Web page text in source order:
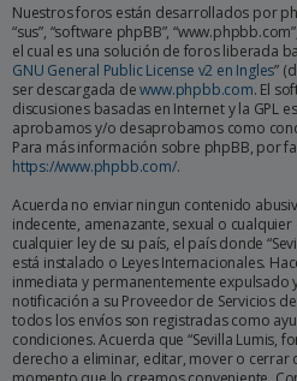
Nuestros foros están desarrollados por
“sus”, “software phpBB”,
el cual es una solución de foros liberada
GNU General Public License v2 en Ingles”
ser descargada dewww.phpbb.com. El
discusiones basadas en Internet y la GPL
aprobamos y/o desaprobamos como
Para más información sobre phpBB, por
https://www.phpbb.com/.
Acuerda no enviar ningun contenido
indecente, amenazante, sexual o
cualquier ley de su país, el país donde
está instalado o Leyes Internacionales.
inmediata y permanentemente expulsado
notificación a su Proveedor de Servicios
todos los envíos son registradas como
condiciones. Acuerda que “Sevilla Lumis,
derecho a eliminar, editar, mover o cerrar